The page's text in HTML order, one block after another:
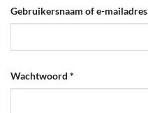
Gebruikersnaam of e-mailadres
Wachtwoord *